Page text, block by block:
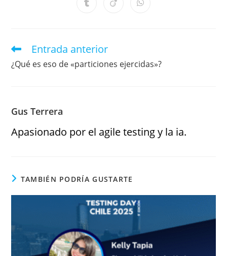
Entrada anterior
¿Qué es eso de «particiones ejercidas»?
Gus Terrera
Apasionado por el agile testing y la ia.
TAMBIÉN PODRÍA GUSTARTE